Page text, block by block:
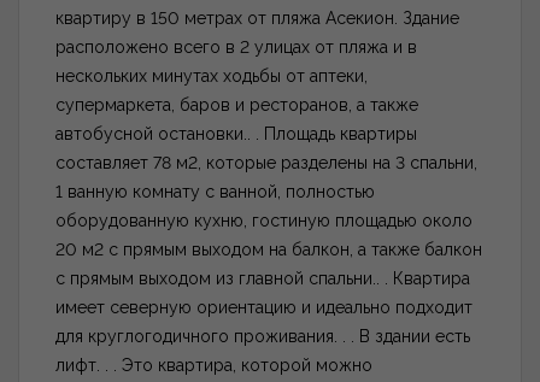
квартиру в 150 метрах от пляжа Асекион. Здание
расположено всего в 2 улицах от пляжа и в
нескольких минутах ходьбы от аптеки,
супермаркета, баров и ресторанов, а также
автобусной остановки.. . Площадь квартиры
составляет 78 м2, которые разделены на 3 спальни,
1 ванную комнату с ванной, полностью
оборудованную кухню, гостиную площадью около
20 м2 с прямым выходом на балкон, а также балкон
с прямым выходом из главной спальни.. . Квартира
имеет северную ориентацию и идеально подходит
для круглогодичного проживания. . . В здании есть
лифт. . . Это квартира, которой можно